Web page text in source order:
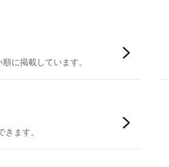
に掲載しています。
ます。